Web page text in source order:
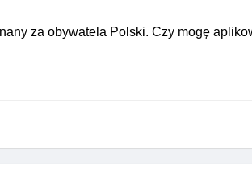
za obywatela Polski. Czy mogę